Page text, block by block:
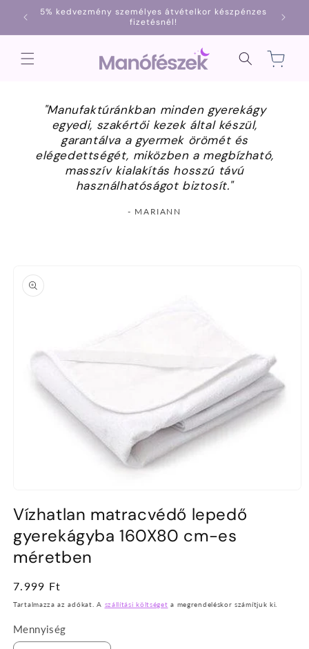
Ugrás a
tartalomhoz
5% kedvezmény személyes átvételkor készpénzes
fizetésnél!
Kosár
"Manufaktúránkban minden gyerekágy
egyedi, szakértői kezek által készül,
garantálva a gyermek örömét és
elégedettségét, miközben a megbízható,
masszív kialakítás hosszú távú
használhatóságot biztosít."
- MARIANN
ugrás a
termékadatokra
megnyitása
modális
párbeszédpanelen
Vízhatlan matracvédő lepedő
gyerekágyba 160X80 cm-es
méretben
Normál
ár
7.999 Ft
Tartalmazza az adókat. A szállítási költséget a megrendeléskor számítjuk ki.
Mennyiség